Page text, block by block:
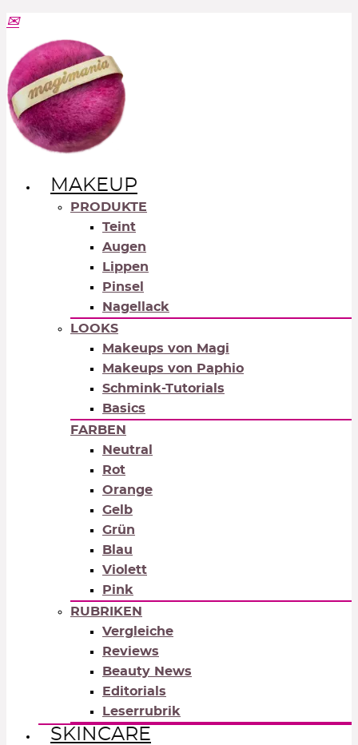
MAKEUP
PRODUKTE
Teint
Augen
Lippen
Pinsel
Nagellack
LOOKS
Makeups von Magi
Makeups von Paphio
Schmink-Tutorials
Basics
FARBEN
Neutral
Rot
Orange
Gelb
Grün
Blau
Violett
Pink
RUBRIKEN
Vergleiche
Reviews
Beauty News
Editorials
Leserrubrik
SKINCARE